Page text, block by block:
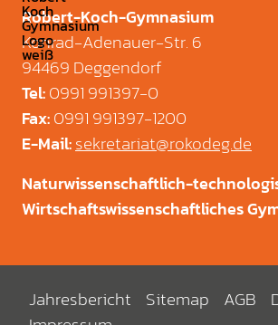
Robert-Koch-Gymnasium
Konrad-Adenauer-Str. 6
94469 Deggendorf
Tel:0991 991397-0
Fax:0991 991397-1200
E-Mail:sekretariat@rokodeg.de
Naturwissenschaftlich-
Wirtschaftswissenschaftliches
Jahresbericht Sitemap AGB